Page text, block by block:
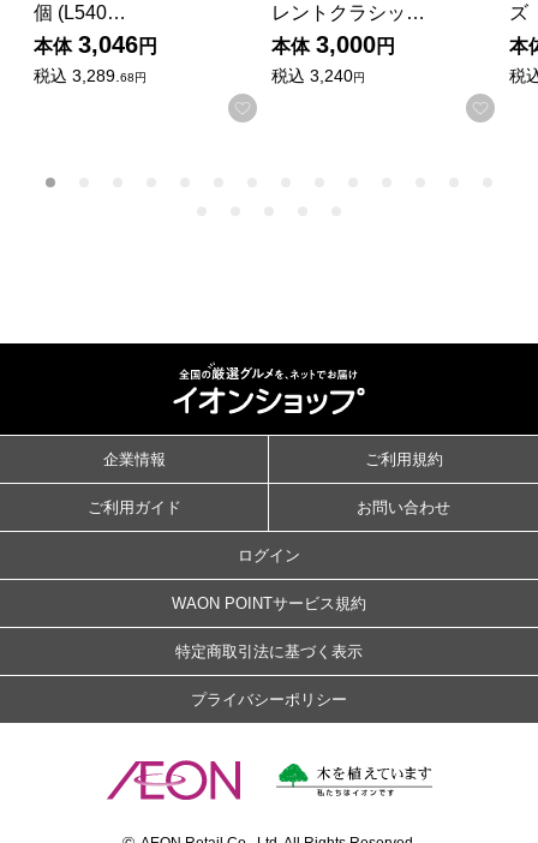
個 (L540…
本体 3,046円
税込 3,289.68円
お気に入りに登録する
レントクラシッ…
本体 3,000円
税込 3,240円
お気
ズ
本
税
企業情報 ご利用規約
ご利用ガイド お問い合わせ
ログイン
WAON POINTサービス規約
特定商取引法に基づく表示
プライバシーポリシー